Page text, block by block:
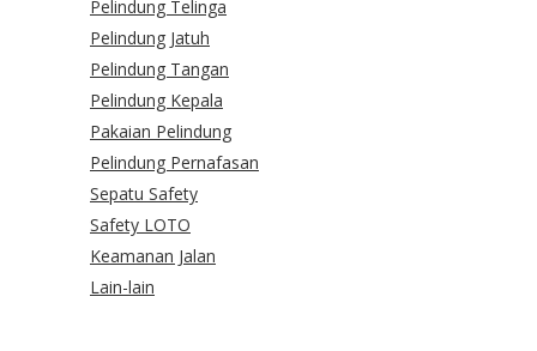
Pelindung Telinga
Pelindung Jatuh
Pelindung Tangan
Pelindung Kepala
Pakaian Pelindung
Pelindung Pernafasan
Sepatu Safety
Safety LOTO
Keamanan Jalan
Lain-lain